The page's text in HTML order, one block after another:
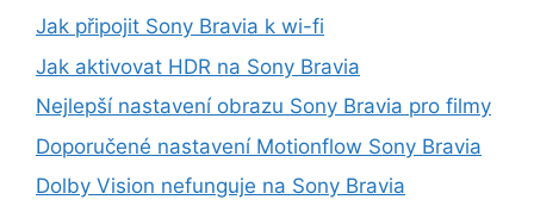
Jak připojit Sony Bravia k wi-fi
Jak aktivovat HDR na Sony Bravia
Nejlepší nastavení obrazu Sony Bravia pro filmy
Doporučené nastavení Motionflow Sony Bravia
Dolby Vision nefunguje na Sony Bravia